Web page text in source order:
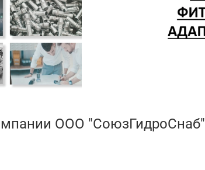
ООО "СоюзГидроСнаб"